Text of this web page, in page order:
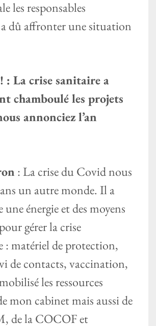
les responsables
dû affronter une situation
: La crise sanitaire a
chamboulé les projets
annonciez l’an
: La crise du Covid nous
un autre monde. Il a
énergie et des moyens
gérer la crise
: matériel de protection,
de contacts, vaccination,
les ressources
mon cabinet mais aussi de
de la COCOF et